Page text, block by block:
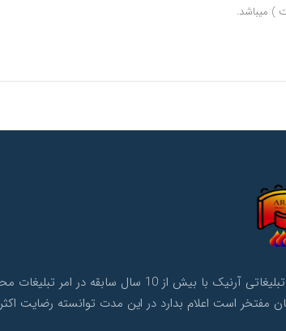
) میباشد.
مجموعه تبلیغاتی آرنیک با بیش از
مفتخر است اعلام بدارد در این مدت توانسته رضایت